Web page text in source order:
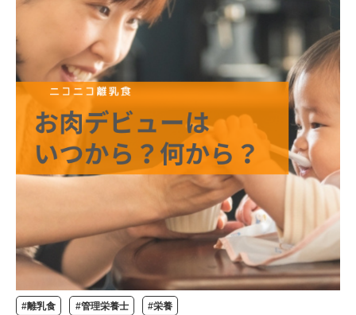
#離乳食 #管理栄養士 #栄養